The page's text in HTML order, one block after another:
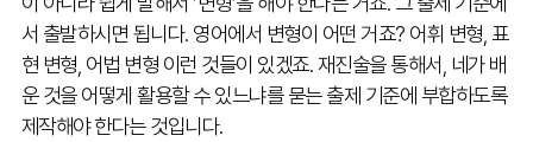
서 출발하시면 됩니다. 영어에서 변형이 어떤 거죠? 어휘 변형, 표
현 변형, 어법 변형 이런 것들이 있겠죠. 재진술을 통해서, 네가 배
운 것을 어떻게 활용할 수 있느냐를 묻는 출제 기준에 부합하도록
제작해야 한다는 것입니다.